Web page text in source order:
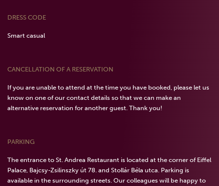
DRESS CODE
Smart casual
CANCELLATION OF A RESERVATION
If you are unable to attend at the time you have booked, please let us
know on one of our contact details so that we can make an
alternative reservation for another guest. Thank you!
PARKING
The entrance to St. Andrea Restaurant is located at the corner of Eiffel
Palace, Bajcsy-Zsilinszky út 78. and Stollár Béla utca. Parking is
available in the surrounding streets. Our colleagues will be happy to